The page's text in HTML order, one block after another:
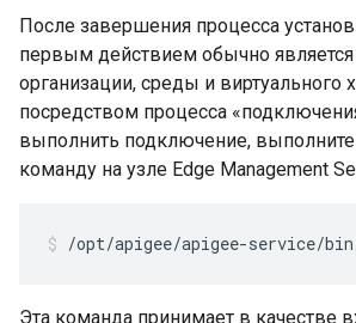
После завершения процесса
первым действием обычно является
организации, среды и виртуального
посредством процесса
выполнить подключение,
команду на узле Edge Management
/opt/apigee/apigee-service/
Эта команда принимает в качестве